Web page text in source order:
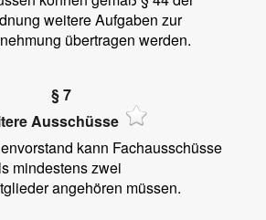
weitere Aufgaben zur
übertragen werden.
§ 7
Ausschüsse
kann Fachausschüsse
mindestens zwei
angehören müssen.